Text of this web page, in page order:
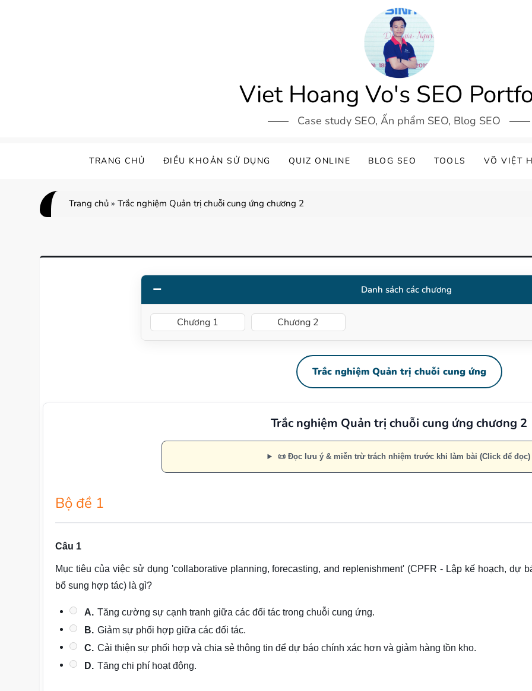
Viet Hoang Vo's SEO
Case study SEO, Ấn phẩm SEO, Blog SEO
TRANG CHỦ ĐIỀU KHOẢN SỬ DỤNG QUIZ ONLINE BLOG SEO TOOLS VÕ VIỆT
Trang chủ »Trắc nghiệm Quản trị chuỗi cung ứng chương 2
Danh sách các chương
Chương 1 Chương 2
Trắc nghiệm Quản trị chuỗi cung ứng
Trắc nghiệm Quản trị chuỗi cung ứng chương 2
📜 Đọc lưu ý & miễn trừ trách nhiệm trước khi làm bài (Click để đọc)
Bộ đề 1
Câu 1
Mục tiêu của việc sử dụng 'collaborative planning, forecasting, and replenishment' (CPFR - Lập kế hoạch, dự
bổ sung hợp tác) là gì?
A. Tăng cường sự cạnh tranh giữa các đối tác trong chuỗi cung ứng.
B. Giảm sự phối hợp giữa các đối tác.
C. Cải thiện sự phối hợp và chia sẻ thông tin để dự báo chính xác hơn và giảm hàng tồn kho.
D. Tăng chi phí hoạt động.